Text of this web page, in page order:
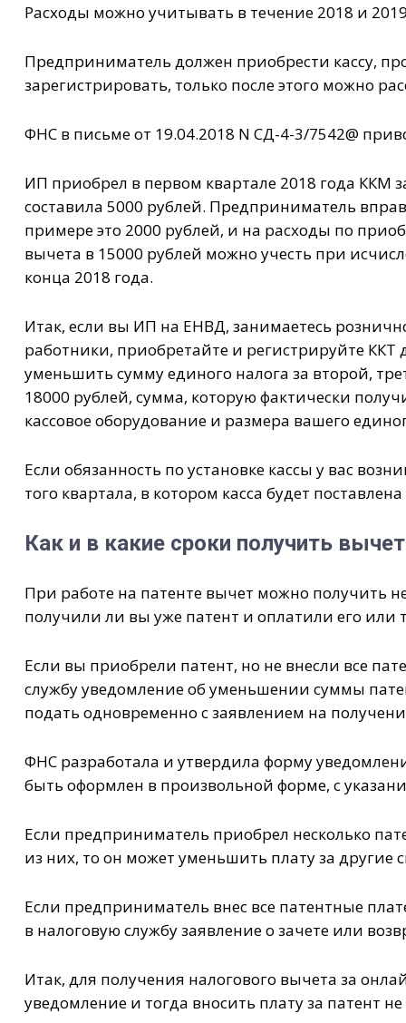
Расходы можно учитывать в течение 2018 и
Предприниматель должен приобрести кассу,
зарегистрировать, только после этого можно
ФНС в письме от 19.04.2018 N СД-4-3/7542@
ИП приобрел в первом квартале 2018 года ККМ
составила 5000 рублей. Предприниматель
примере это 2000 рублей, и на расходы по
вычета в 15000 рублей можно учесть при
конца 2018 года.
Итак, если вы ИП на ЕНВД, занимаетесь
работники, приобретайте и регистрируйте
уменьшить сумму единого налога за второй,
18000 рублей, сумма, которую фактически
кассовое оборудование и размера вашего
Если обязанность по установке кассы у вас
того квартала, в котором касса будет
Как и в какие сроки получить
При работе на патенте вычет можно получить
получили ли вы уже патент и оплатили его или
Если вы приобрели патент, но не внесли все
службу уведомление об уменьшении суммы
подать одновременно с заявлением на
ФНС разработала и утвердила форму
быть оформлен в произвольной форме, с
Если предприниматель приобрел несколько
из них, то он может уменьшить плату за
Если предприниматель внес все патентные
в налоговую службу заявление о зачете или
Итак, для получения налогового вычета за
уведомление и тогда вносить плату за патент